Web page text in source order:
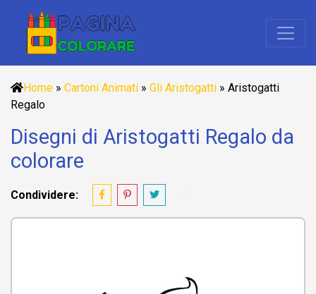
Home » Cartoni Animati » Gli Aristogatti » Aristogatti
Regalo
Disegni di Aristogatti Regalo da
colorare
Condividere: